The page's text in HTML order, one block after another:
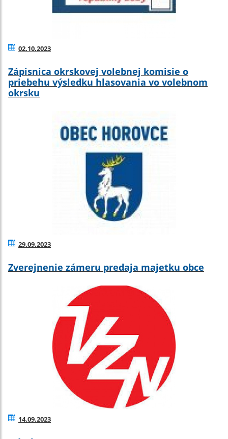
02.10.2023
Zápisnica okrskovej volebnej komisie o
priebehu výsledku hlasovania vo volebnom
okrsku
29.09.2023
Zverejnenie zámeru predaja majetku obce
14.09.2023